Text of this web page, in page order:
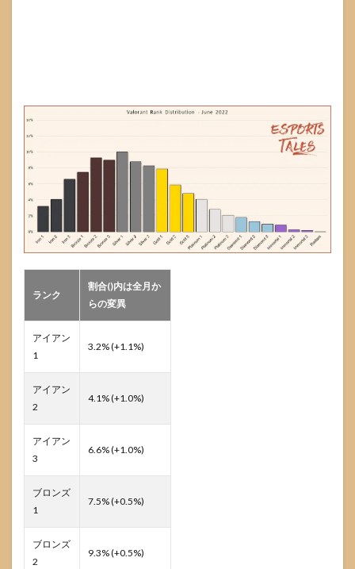
ランク
割合()内は全月か
らの変異
アイアン
1
3.2% (+1.1%)
アイアン
2
4.1% (+1.0%)
アイアン
3
6.6% (+1.0%)
ブロンズ
1
7.5% (+0.5%)
ブロンズ
2
9.3% (+0.5%)